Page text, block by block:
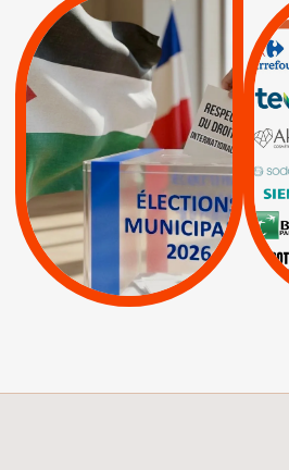
MUNICIPALES 2026 :
JE VOTE POUR LE
RESPECT DU DROIT
INTERNATIONAL EN
PALESTINE
APPELS | Actus |
Espaces Sans
Apartheid
| Lettres d'interpellation